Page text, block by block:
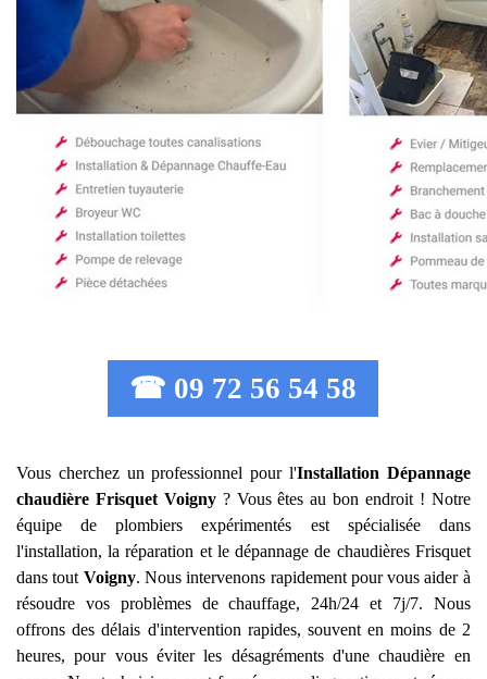
☎ 09 72 56 54 58
Vous cherchez un professionnel pour l'Installation Dépannage
chaudière Frisquet Voigny? Vous êtes au bon endroit ! Notre
équipe de plombiers expérimentés est spécialisée dans
l'installation, la réparation et le dépannage de chaudières Frisquet
dans tout Voigny. Nous intervenons rapidement pour vous aider à
résoudre vos problèmes de chauffage, 24h/24 et 7j/7. Nous
offrons des délais d'intervention rapides, souvent en moins de 2
heures, pour vous éviter les désagréments d'une chaudière en